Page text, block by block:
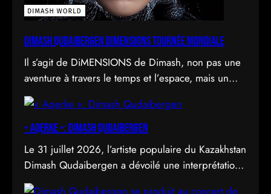
DIMASH QUDAIBERGEN DIMENSIONS Tournée mondiale
Il s’agit de DiMENSIONS de Dimash, non pas une
aventure à travers le temps et l’espace, mais un
déploiement de soi à travers l’acte d’être vu.
« Aqerke »: Dimash Qudaibergen
Le 31 juillet 2026, l’artiste populaire du Kazakhstan
Dimash Qudaibergen a dévoilé une interprétation
contemporaine de la chanson folklorique kazakhe